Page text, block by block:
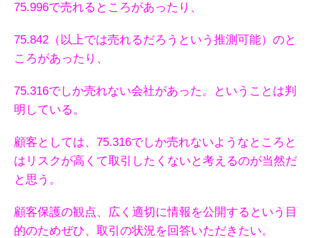
75.996で売れるところがあったり、
75.842（以上では売れるだろうという推測可能）のと
ころがあったり、
75.316でしか売れない会社があった。ということは判
明している。
顧客としては、75.316でしか売れないようなところと
はリスクが高くて取引したくないと考えるのが当然だ
と思う。
顧客保護の観点、広く適切に情報を公開するという目
的のためぜひ、取引の状況を回答いただきたい。